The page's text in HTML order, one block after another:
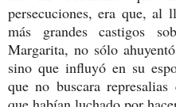
persecuciones, era que, al
más grandes castigos
Margarita, no sólo
sino que influyó en su
que no buscara